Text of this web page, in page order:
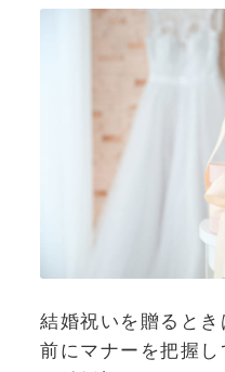
結婚祝いを贈ると
前にマナーを把握